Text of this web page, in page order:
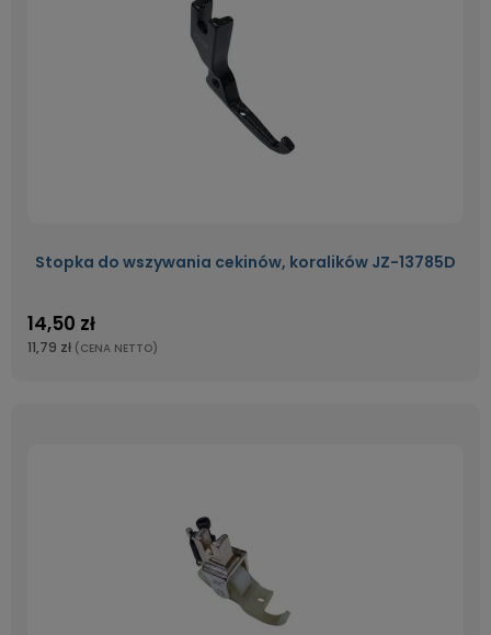
Stopka do wszywania cekinów, koralików JZ-13785D
14,50 zł
11,79 zł (CENA NETTO)